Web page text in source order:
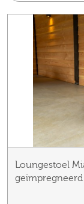
Loungestoel
geïmpregneerd